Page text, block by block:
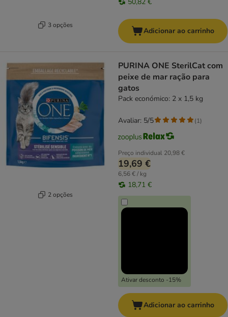
3 opções
Adicionar ao carrinho
2 opções
PURINA ONE SterilCat com
peixe de mar ração para
gatos
Pack económico: 2 x 1,5 kg
Preço individual 20,98 €
19,69 €
6,56 € / kg
18,71 €
Ativar desconto -15%
Avaliar: 5/5 (1)
Adicionar ao carrinho